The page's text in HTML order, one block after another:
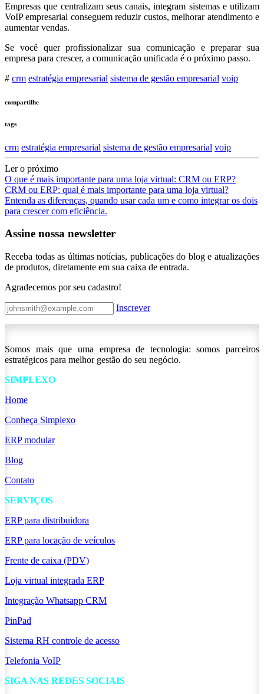
Empresas que centralizam seus canais, integram sistemas e utilizam
VoIP empresarial conseguem reduzir custos, melhorar atendimento e
aumentar vendas.
Se você quer profissionalizar sua comunicação e preparar sua
empresa para crescer, a comunicação unificada é o próximo passo.
# crm estratégia empresarial sistema de gestão empresarial voip
compartilhe
tags
crm estratégia empresarial sistema de gestão empresarial voip
Ler o próximo
O que é mais importante para uma loja virtual: CRM ou ERP?
CRM ou ERP: qual é mais importante para uma loja virtual?
Entenda as diferenças, quando usar cada um e como integrar os dois
para crescer com eficiência.
Assine nossa newsletter
Receba todas as últimas notícias, publicações do blog e atualizações
de produtos, diretamente em sua caixa de entrada.
Agradecemos por seu cadastro!
Inscrever
Somos mais que uma empresa de tecnologia: somos parceiros
estratégicos para melhor gestão do seu negócio.
SIMPLEXO
Home
Conheça Simplexo
ERP modular
Blog
Contato
SERVIÇOS
ERP para distribuidora
ERP para locação de veículos
Frente de caixa (PDV)
Loja virtual integrada ERP
Integração Whatsapp CRM
PinPad
Sistema RH controle de acesso
Telefonia VoIP
SIGA NAS REDES SOCIAIS